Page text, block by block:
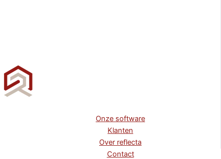
Onze software
Klanten
Over reflecta
Contact